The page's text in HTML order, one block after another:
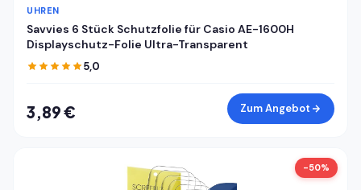
UHREN
Savvies 6 Stück Schutzfolie für Casio AE-1600H
Displayschutz-Folie Ultra-Transparent
5,0
3,89 € Zum Angebot
-50%